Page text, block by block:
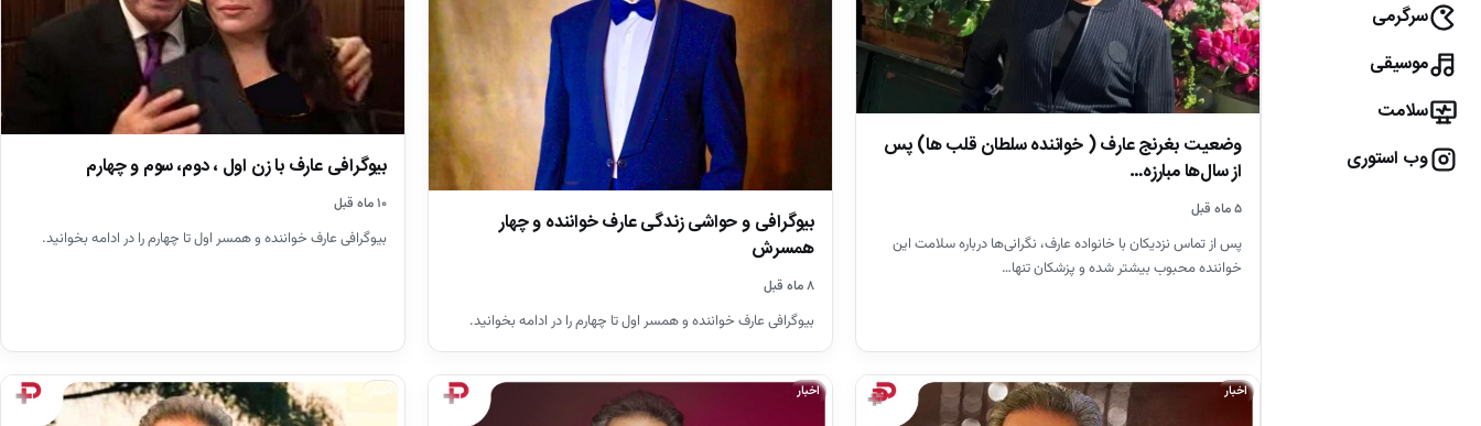
سرگرمی
موسیقی
سلامت
وب استوری
وضعیت بغرنج عارف ( خواننده سلطان قلب ها) پس
از سال‌ها مبارزه…
۵ ماه قبل
پس از تماس نزدیکان با خانواده عارف، نگرانی‌ها درباره سلامت این
خواننده محبوب بیشتر شده و پزشکان تنها…
بیوگرافی و حواشی زندگی عارف خواننده و چهار
همسرش
۸ ماه قبل
بیوگرافی عارف خواننده و همسر اول تا چهارم را در ادامه بخوانید.
بیوگرافی عارف با زن اول ، دوم، سوم و چهارم
۱۰ ماه قبل
بیوگرافی عارف خواننده و همسر اول تا چهارم را در ادامه بخوانید.
اخبار اخبار اخبار